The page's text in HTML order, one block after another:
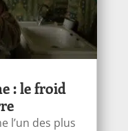
: le froid
l’un des plus